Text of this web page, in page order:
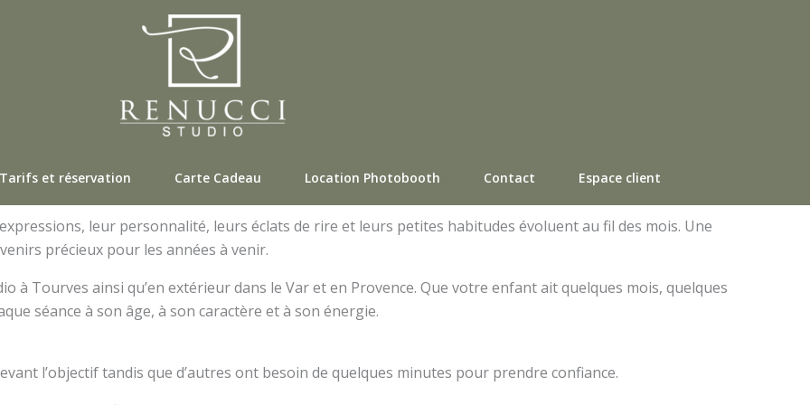
Tarifs et réservation Carte Cadeau Location Photobooth Contact Espace client
leur personnalité, leurs éclats de rire et leurs petites habitudes évoluent au fil des mois. Une
précieux pour les années à venir.
à Tourves ainsi qu’en extérieur dans le Var et en Provence. Que votre enfant ait quelques mois, quelques
séance à son âge, à son caractère et à son énergie.
l’objectif tandis que d’autres ont besoin de quelques minutes pour prendre confiance.